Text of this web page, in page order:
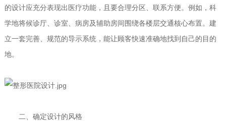
的设计应充分表现出医疗功能，且要合理分区、联系方便。例如，科
学地将候诊厅、诊室、病房及辅助房间围绕各楼层交通核心布置。建
立一套完善、规范的导示系统，能让顾客快速准确地找到自己的目的
地。
二、确定设计的风格